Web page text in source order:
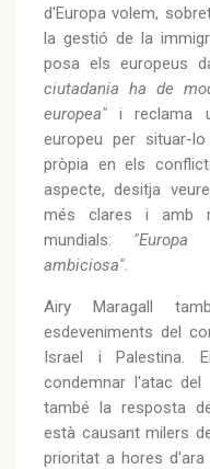
d'Europa volem,
la gestió de la
posa els europeus
ciutadania ha de
europea" i reclama
europeu per situar-
pròpia en els
aspecte, desitja
més clares i amb
mundials:
ambiciosa".
Airy Maragall
esdeveniments del
Israel i Palestina.
condemnar l'atac
també la resposta
està causant milers
prioritat a hores